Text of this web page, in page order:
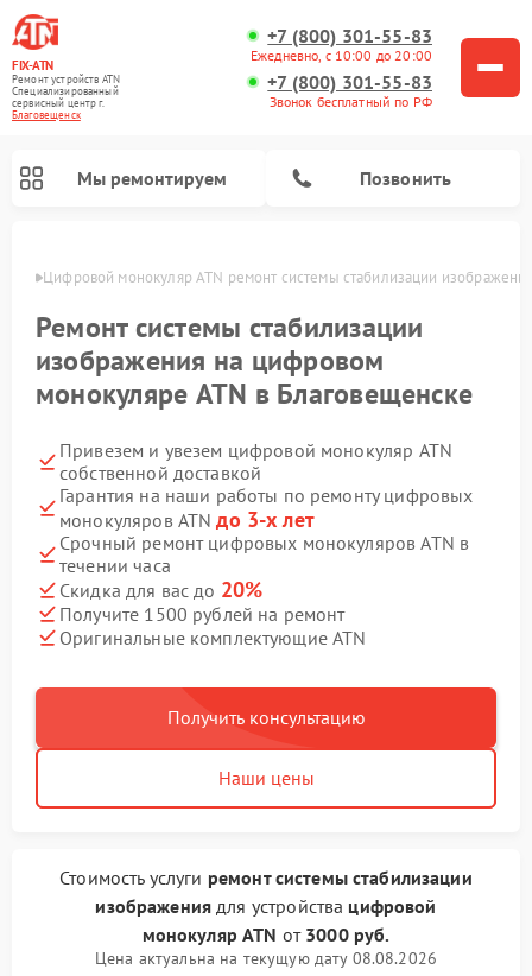
FIX-ATN
Ремонт устройств ATN
Специализированный
cервисный центр г.
Благовещенск
+7 (800) 301-55-83
Ежедневно, с 10:00 до 20:00
+7 (800) 301-55-83
Звонок бесплатный по РФ
Мы ремонтируем Позвонить
Цифровой монокуляр ATN ремонт системы стабилизации
Ремонт системы стабилизации
изображения на цифровом
монокуляре ATN в Благовещенске
Привезем и увезем цифровой монокуляр ATN
собственной доставкой
Гарантия на наши работы по ремонту цифровых
монокуляров ATNдо 3-х лет
Срочный ремонт цифровых монокуляров ATN в
течении часа
Скидка для вас до 20%
Получите 1500 рублей на ремонт
Оригинальные комплектующие ATN
Получить консультацию
Наши цены
Стоимость услуги ремонт системы стабилизации
изображения для устройства цифровой
монокуляр ATN от 3000 руб.
Цена актуальна на текущую дату 08.08.2026